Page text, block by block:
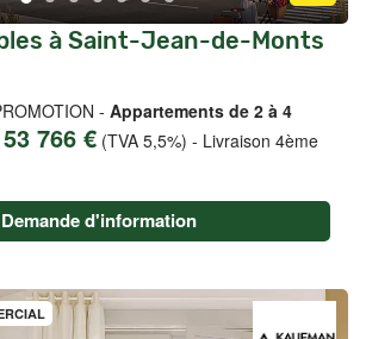
à Saint-Jean-de-Monts
- Appartements de 2 à 4
766 € (TVA 5,5%) - Livraison 4ème
Demande d'information